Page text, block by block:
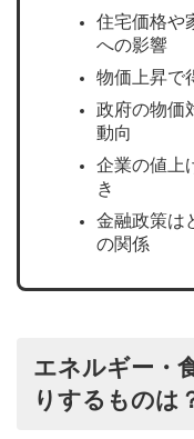
住宅価格や
への影響
物価上昇で
政府の物価
動向
企業の値上
き
金融政策は
の関係
エネルギー・
りするものは